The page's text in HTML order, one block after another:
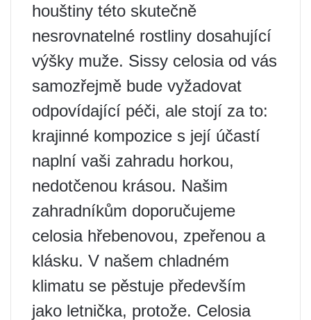
houštiny této skutečně
nesrovnatelné rostliny dosahující
výšky muže. Sissy celosia od vás
samozřejmě bude vyžadovat
odpovídající péči, ale stojí za to:
krajinné kompozice s její účastí
naplní vaši zahradu horkou,
nedotčenou krásou. Našim
zahradníkům doporučujeme
celosia hřebenovou, zpeřenou a
klásku. V našem chladném
klimatu se pěstuje především
jako letnička, protože. Celosia